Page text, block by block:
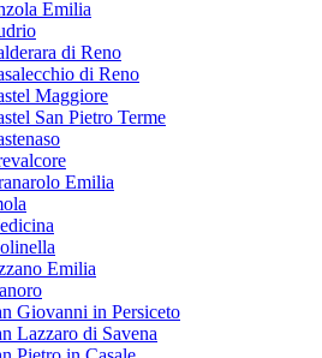
Emilia
di Reno
di Reno
Maggiore
San Pietro Terme
Emilia
Emilia
Giovanni in Persiceto
Lazzaro di Savena